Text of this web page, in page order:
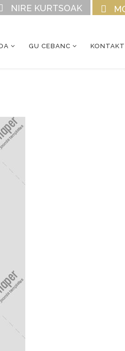
NIRE KURTSOAK
GU CEBANC